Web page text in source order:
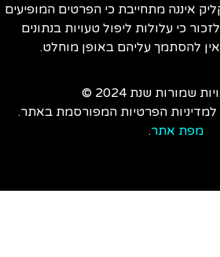
איננה מתחייבת כי הפרטים המופיעים
כי עלולות ליפול טעויות בנתונים
להסתמך עליהם באופן מוחלט.
שמורות שנת 2024 ©
הפרטיות המפורסמת באתר.
מפת אתר.